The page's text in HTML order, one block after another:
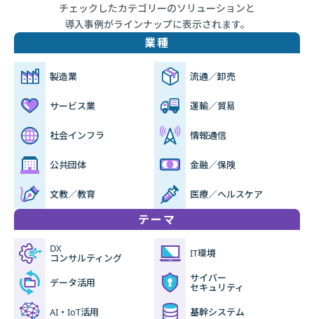
チェックしたカテゴリーのソリューションと
導入事例がラインナップに表示されます。
業種
製造業 流通／卸売
サービス業 運輸／貿易
社会インフラ 情報通信
公共団体 金融／保険
文教／教育 医療／ヘルスケア
テーマ
DX
コンサルティング IT環境
データ活用 サイバー
セキュリティ
AI・IoT活用
基幹システム